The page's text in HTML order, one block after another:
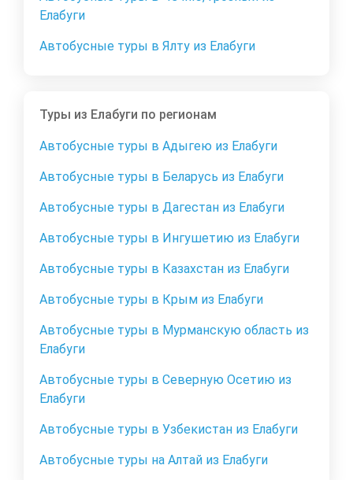
Елабуги
Автобусные туры в Ялту из Елабуги
Туры из Елабуги по регионам
Автобусные туры в Адыгею из Елабуги
Автобусные туры в Беларусь из Елабуги
Автобусные туры в Дагестан из Елабуги
Автобусные туры в Ингушетию из Елабуги
Автобусные туры в Казахстан из Елабуги
Автобусные туры в Крым из Елабуги
Автобусные туры в Мурманскую область из
Елабуги
Автобусные туры в Северную Осетию из
Елабуги
Автобусные туры в Узбекистан из Елабуги
Автобусные туры на Алтай из Елабуги